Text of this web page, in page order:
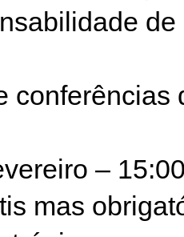
conferências
–
mas